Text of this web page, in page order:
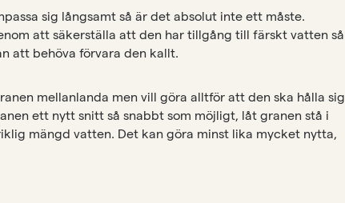
sig långsamt så är det absolut inte ett måste.
att säkerställa att den har tillgång till färskt vatten så
att behöva förvara den kallt.
mellanlanda men vill göra alltför att den ska hålla sig
ett nytt snitt så snabbt som möjligt, låt granen stå i
mängd vatten. Det kan göra minst lika mycket nytta,